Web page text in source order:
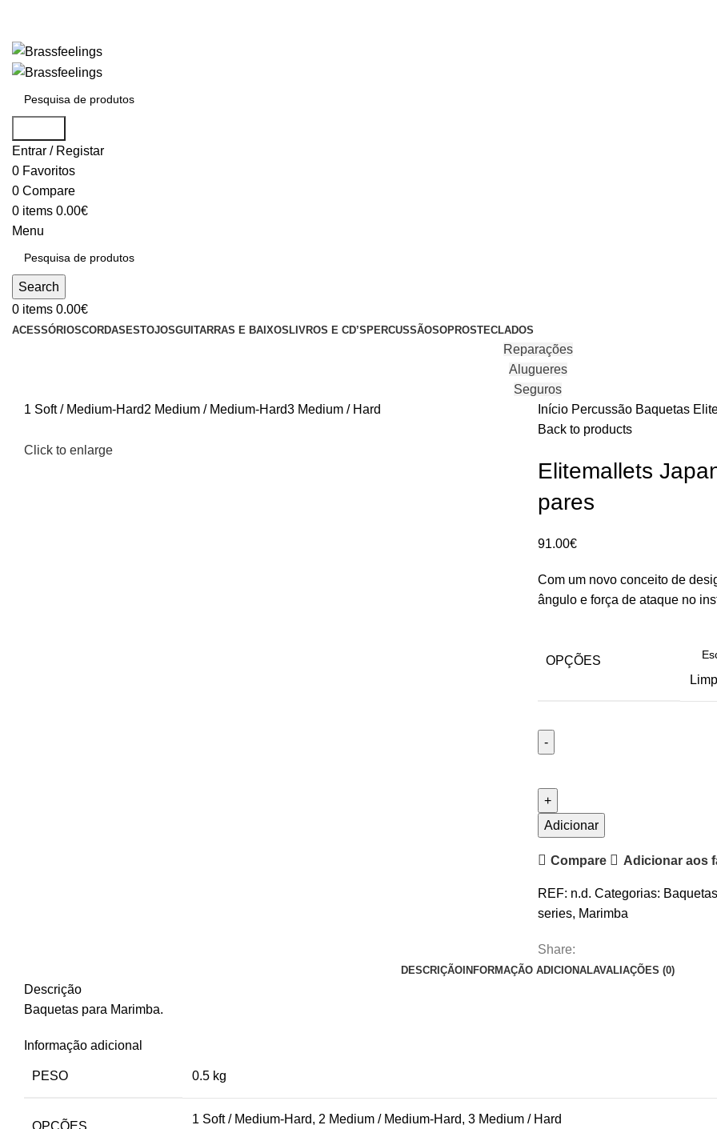
Entrar / Registar
0 Favoritos
0 Compare
0 items 0.00€
Menu
Search
0 items 0.00€
ACESSÓRIOSCORDAS ESTOJOSGUITARRAS E BAIXOS LIVROS E CD’S PERCUSSÃOSOPROSTECLADOS
Reparações
Alugueres
Seguros
1 Soft / Medium-Hard2 Medium / Medium-Hard3 Medium / Hard
Click to enlarge
Início Percussão Baquetas
Back to products
Elitemallets
pares
91.00€
Com um novo conceito de
ângulo e força de ataque no
OPÇÕES
Elitemallets
Japanese
Head
pares
Adicionar
Compare Adicionar aos
REF: n.d. Categorias: Baquetas
series, Marimba
Share:
DESCRIÇÃO INFORMAÇÃO ADICIONALAVALIAÇÕES (0)
Descrição
Baquetas para Marimba.
Informação adicional
PESO 0.5 kg
OPÇÕES
1 Soft / Medium-Hard, 2 Medium / Medium-Hard, 3 Medium / Hard